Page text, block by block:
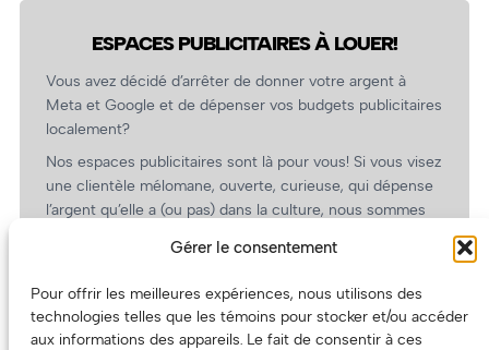
Gérer le consentement
Pour offrir les meilleures expériences, nous utilisons des
technologies telles que les témoins pour stocker et/ou accéder
aux informations des appareils. Le fait de consentir à ces
ESPACES PUBLICITAIRES À LOUER!
Vous avez décidé d’arrêter de donner votre argent à
Meta et Google et de dépenser vos budgets publicitaires
localement?
Nos espaces publicitaires sont là pour vous! Si vous visez
une clientèle mélomane, ouverte, curieuse, qui dépense
l’argent qu’elle a (ou pas) dans la culture, nous sommes
revient.
(Oui, on va avoir des tarifs spéciaux pour vous, les